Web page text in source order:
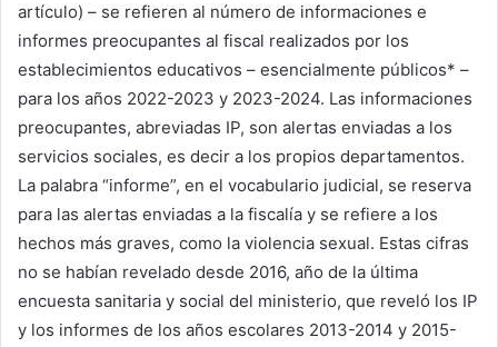
artículo) – se refieren al número de informaciones e
informes preocupantes al fiscal realizados por los
establecimientos educativos – esencialmente públicos* –
para los años 2022-2023 y 2023-2024. Las informaciones
preocupantes, abreviadas IP, son alertas enviadas a los
servicios sociales, es decir a los propios departamentos.
La palabra “informe”, en el vocabulario judicial, se reserva
para las alertas enviadas a la fiscalía y se refiere a los
hechos más graves, como la violencia sexual. Estas cifras
no se habían revelado desde 2016, año de la última
encuesta sanitaria y social del ministerio, que reveló los IP
y los informes de los años escolares 2013-2014 y 2015-